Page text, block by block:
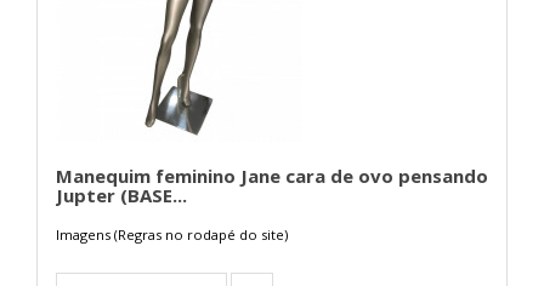
Manequim feminino Jane cara de ovo pensando
Jupter (BASE...
Imagens (Regras no rodapé do site)